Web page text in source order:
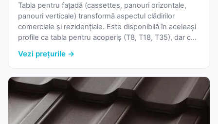
Tabla pentru fațadă (cassettes, panouri orizontale,
panouri verticale) transformă aspectul clădirilor
comerciale și rezidențiale. Este disponibilă în aceleași
profile ca tabla pentru acoperiș (T8, T18, T35), dar cu
estetic.
Vezi prețurile →